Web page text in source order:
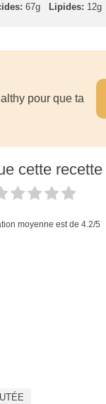
67g Lipides: 12g
pour que ta
cette recette
moyenne est de 4.2/5